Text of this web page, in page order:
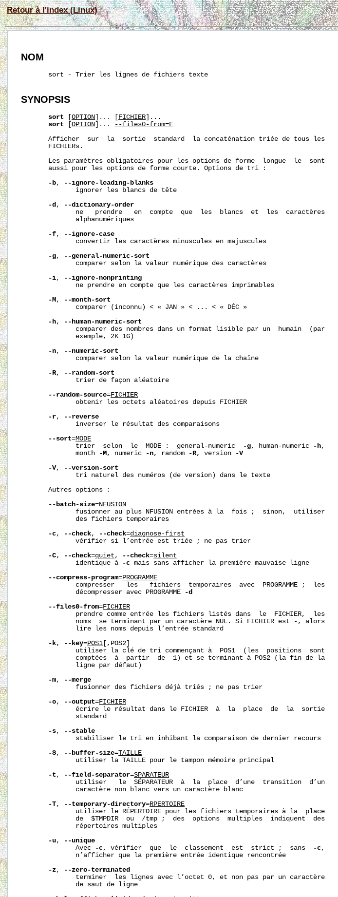
Retour à l'index (Linux)
NOM
       sort - Trier les lignes de fichiers texte
SYNOPSIS
sort [OPTION]... [FICHIER]...
sort [OPTION]...
--files0-from=F
       Afficher  sur  la  sortie  standard  la concaténation triée de tous les
       FICHIERs.
       Les paramètres obligatoires pour les options de forme  longue  le  sont
       aussi pour les options de forme courte. Options de tri :
-b,
--ignore-leading-blanks
              ignorer les blancs de tête
-d ,
--dictionary-order
              ne   prendre   en  compte  que  les  blancs  et  les  caractères
              alphanumériques
-f,
--ignore-case
              convertir les caractères minuscules en majuscules
-g,
--general-numeric-sort
              comparer selon la valeur numérique des caractères
-i,
--ignore-nonprinting
              ne prendre en compte que les caractères imprimables
-M,
--month-sort
              comparer (inconnu) < « JAN » < ... < « DÉC »
-h,
--human-numeric-sort
              comparer des nombres dans un format lisible par un  humain  (par
              exemple, 2K 1G)
-n,
--numeric-sort
              comparer selon la valeur numérique de la chaîne
-R,
--random-sort
              trier de façon aléatoire
--random-source=FICHIER
              obtenir les octets aléatoires depuis FICHIER
-r,
--reverse
              inverser le résultat des comparaisons
--sort=MODE
              trier  selon  le  MODE :  general-numeric
-g, human-numeric -h,
              month
-M, numeric -n, random -R, version
-V
-V,
--version-sort
              tri naturel des numéros (de version) dans le texte
       Autres options :
--batch-size=NFUSION
              fusionner au plus NFUSION entrées à la  fois ;  sinon,  utiliser
              des fichiers temporaires
-c, --check, --check=diagnose-first
              vérifier si l’entrée est triée ; ne pas trier
-C, --check=quiet , --check=silent
              identique à
-c mais sans afficher la première mauvaise ligne
--compress-program=PROGRAMME
              compresser   les   fichiers  temporaires  avec  PROGRAMME ;  les
              décompresser avec PROGRAMME
-d
--files0-from=FICHIER
              prendre comme entrée les fichiers listés dans  le  FICHIER,  les
              noms  se terminant par un caractère NUL. Si FICHIER est -, alors
              lire les noms depuis l’entrée standard
-k, --key=POS1[ ,POS2]
              utiliser la clé de tri commençant à  POS1  (les  positions  sont
              comptées  à  partir  de  1) et se terminant à POS2 (la fin de la
              ligne par défaut)
-m,
--merge
              fusionner des fichiers déjà triés ; ne pas trier
-o, --output=FICHIER
              écrire le résultat dans le FICHIER  à  la  place  de  la  sortie
              standard
-s,
--stable
              stabiliser le tri en inhibant la comparaison de dernier recours
-S, --buffer-size=TAILLE
              utiliser la TAILLE pour le tampon mémoire principal
-t , --field-separator=SPARATEUR
              utiliser   le  SÉPARATEUR  à  la  place  d’une  transition  d’un
              caractère non blanc vers un caractère blanc
-T, --temporary-directory=RPERTOIRE
              utiliser le RÉPERTOIRE pour les fichiers temporaires à la  place
              de  $TMPDIR  ou  /tmp ;  des  options  multiples  indiquent  des
              répertoires multiples
-u,
--unique
              Avec
-c, vérifier  que  le  classement  est  strict ;  sans -c,
              n’afficher que la première entrée identique rencontrée
-z,
--zero-terminated
              terminer  les lignes avec l’octet 0, et non pas par un caractère
              de saut de ligne